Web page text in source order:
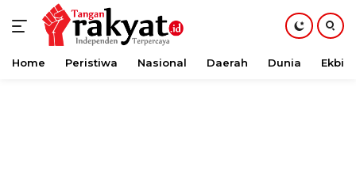
Langsung
Home Peristiwa Nasional Daerah Dunia Ekbis